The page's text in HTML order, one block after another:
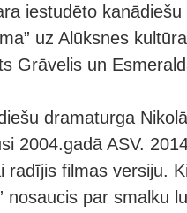
iestudēto
uz Alūksnes
Grāvelis un
dramaturga
2004.gadā ASV.
radījis filmas versiju.
nosaucis par smalku